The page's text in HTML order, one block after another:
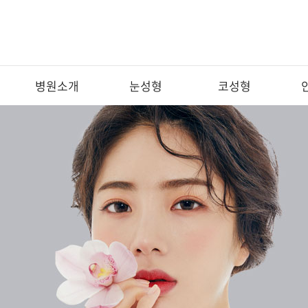
병원소개 눈성형 코성형